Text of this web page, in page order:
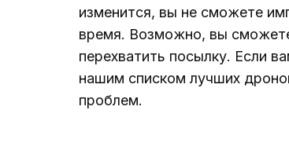
изменится, вы не сможете
время. Возможно, вы
перехватить посылку. Если
нашим списком лучших
проблем.